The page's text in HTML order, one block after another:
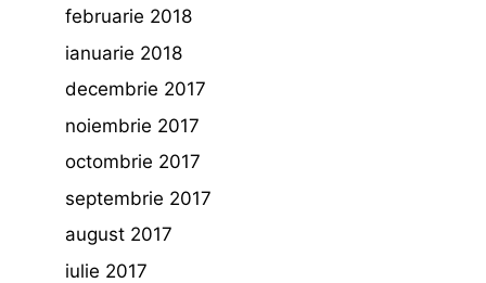
februarie 2018
ianuarie 2018
decembrie 2017
noiembrie 2017
octombrie 2017
septembrie 2017
august 2017
iulie 2017